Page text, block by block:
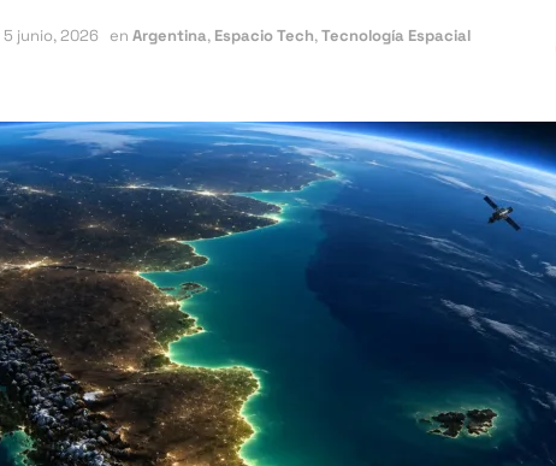
5 junio, 2026 en Argentina, Espacio Tech,Tecnología Espacial